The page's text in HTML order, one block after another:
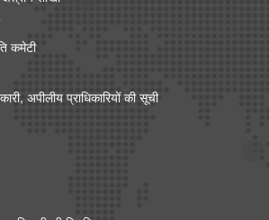
कमेटी
अपीलीय प्राधिकारियों की सूची